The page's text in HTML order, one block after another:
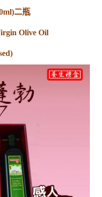
二瓶
Olive Oil